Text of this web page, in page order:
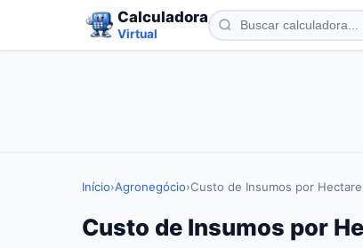
Calculadora
Virtual
Início›Agronegócio›Custo de Insumos por Hectare
Custo de Insumos por